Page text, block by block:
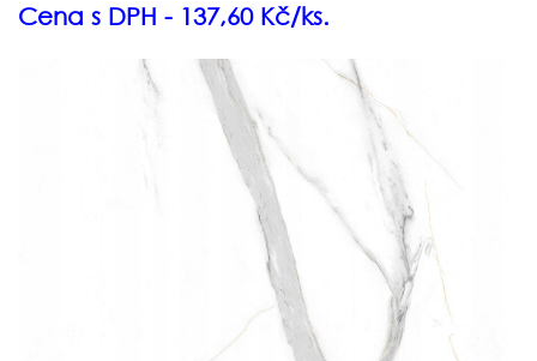
Cena s DPH - 137,60 Kč/ks.